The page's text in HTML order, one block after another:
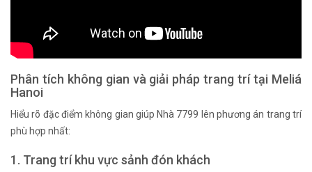
Phân tích không gian và giải pháp trang trí tại Meliá
Hanoi
Hiểu rõ đặc điểm không gian giúp Nhà 7799 lên phương án trang trí
phù hợp nhất:
1. Trang trí khu vực sảnh đón khách